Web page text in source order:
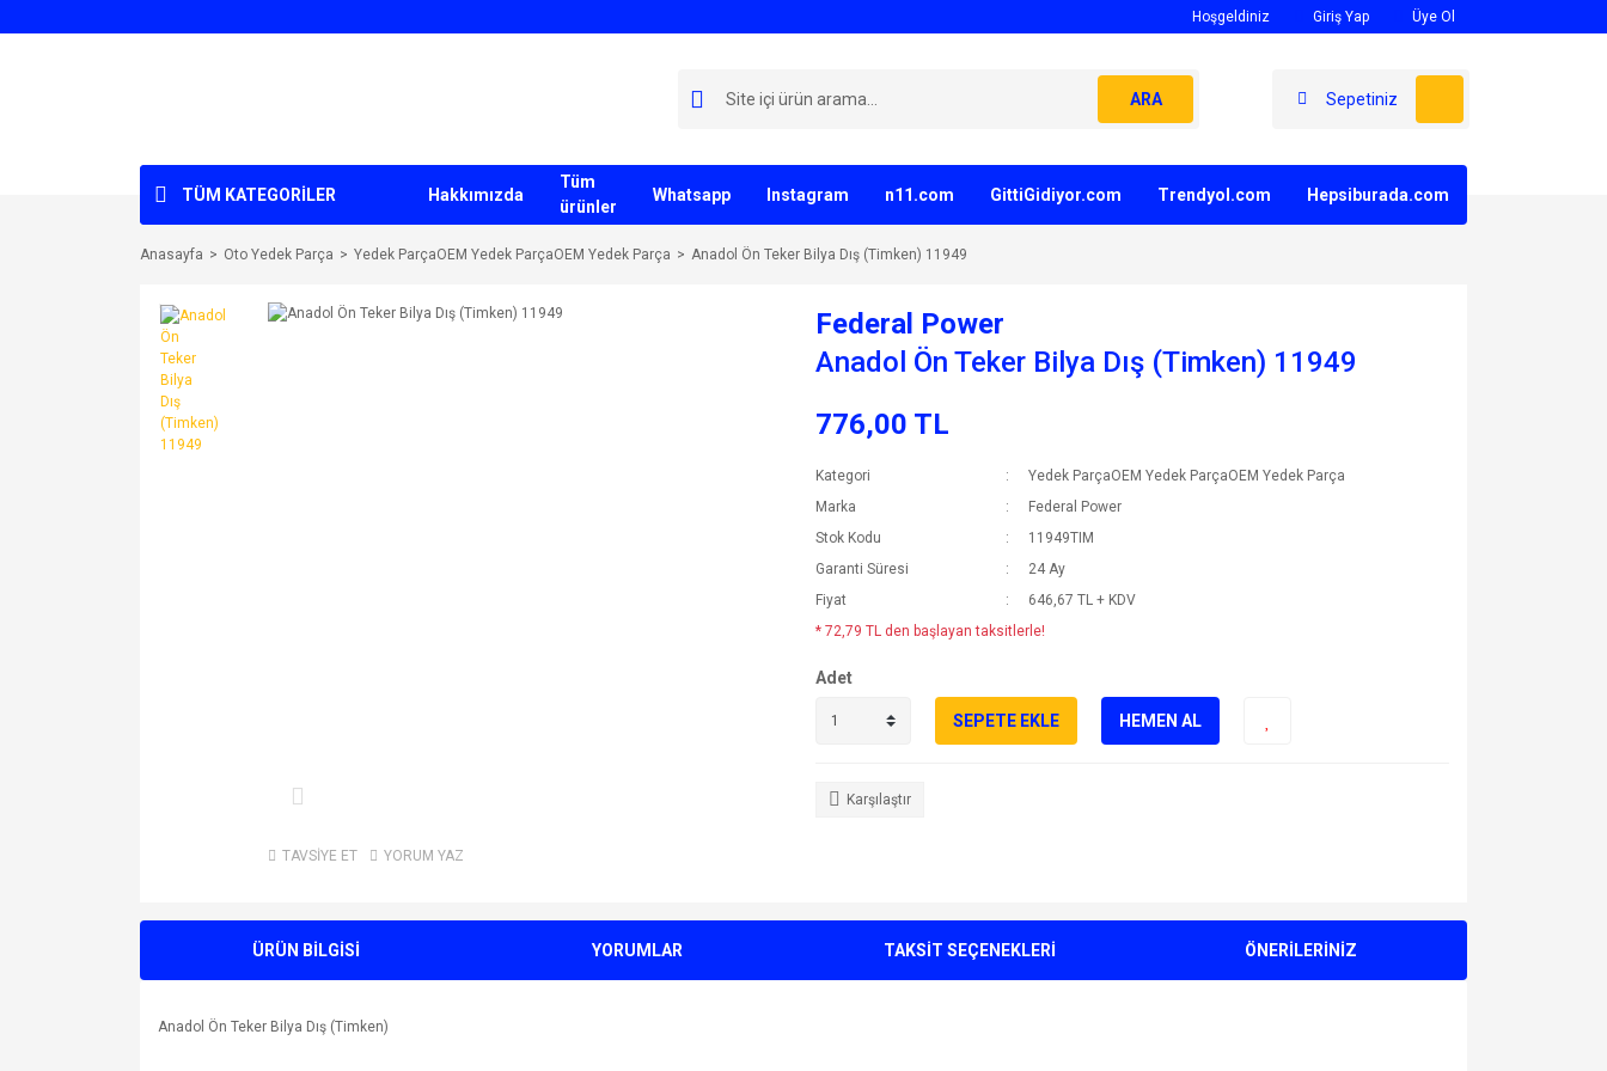
Hoşgeldiniz Giriş Yap Üye Ol
ARA Sepetiniz
TÜM KATEGORİLER Hakkımızda
Tüm
ürünler
Whatsapp Instagram n11.com GittiGidiyor.com Trendyol.com Hepsiburada.com
Anasayfa Oto Yedek Parça Yedek ParçaOEM Yedek ParçaOEM Yedek Parça Anadol Ön Teker Bilya Dış (Timken) 11949
TAVSİYE ET YORUM YAZ
Federal Power
Anadol Ön Teker Bilya Dış (Timken) 11949
776,00 TL
Kategori
Yedek ParçaOEM Yedek ParçaOEM Yedek Parça
Marka
Federal Power
Stok Kodu
11949TIM
Garanti Süresi
24 Ay
Fiyat
646,67 TL + KDV
* 72,79 TL den başlayan taksitlerle!
Adet
SEPETE EKLE HEMEN AL
Karşılaştır
ÜRÜN BİLGİSİ YORUMLAR TAKSİT SEÇENEKLERİ ÖNERİLERİNİZ
Anadol Ön Teker Bilya Dış (Timken)